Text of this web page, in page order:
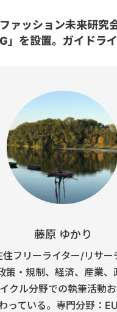
ァッション未来研究
」を設置。ガイドラ
藤原 ゆかり
住フリーライター/リサー
策・規制、経済、産業、
クル分野での執筆活動
っている。専門分野：